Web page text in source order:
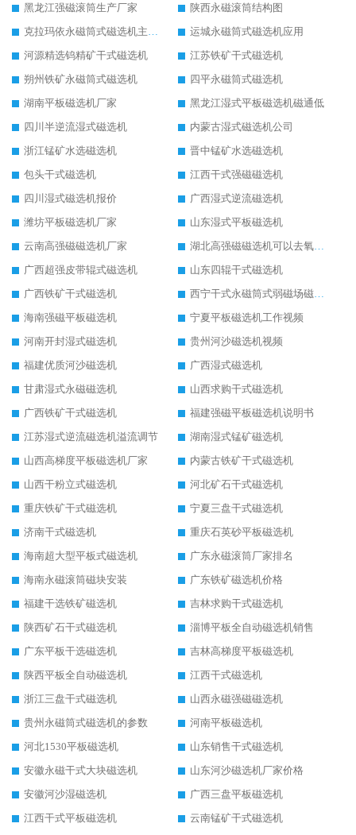
黑龙江强磁滚筒生产厂家
陕西永磁滚筒结构图
克拉玛依永磁筒式磁选机主要技术参数
运城永磁筒式磁选机应用
河源精选钨精矿干式磁选机
江苏铁矿干式磁选机
朔州铁矿永磁筒式磁选机
四平永磁筒式磁选机
湖南平板磁选机厂家
黑龙江湿式平板磁选机磁通低
四川半逆流湿式磁选机
内蒙古湿式磁选机公司
浙江锰矿水选磁选机
晋中锰矿水选磁选机
包头干式磁选机
江西干式强磁磁选机
四川湿式磁选机报价
广西湿式逆流磁选机
潍坊平板磁选机厂家
山东湿式平板磁选机
云南高强磁磁选机厂家
湖北高强磁磁选机可以去氧化铝
广西超强皮带辊式磁选机
山东四辊干式磁选机
广西铁矿干式磁选机
西宁干式永磁筒式弱磁场磁选机结构图
海南强磁平板磁选机
宁夏平板磁选机工作视频
河南开封湿式磁选机
贵州河沙磁选机视频
福建优质河沙磁选机
广西湿式磁选机
甘肃湿式永磁磁选机
山西求购干式磁选机
广西铁矿干式磁选机
福建强磁平板磁选机说明书
江苏湿式逆流磁选机溢流调节
湖南湿式锰矿磁选机
山西高梯度平板磁选机厂家
内蒙古铁矿干式磁选机
山西干粉立式磁选机
河北矿石干式磁选机
重庆铁矿干式磁选机
宁夏三盘干式磁选机
济南干式磁选机
重庆石英砂平板磁选机
海南超大型平板式磁选机
广东永磁滚筒厂家排名
海南永磁滚筒磁块安装
广东铁矿磁选机价格
福建干选铁矿磁选机
吉林求购干式磁选机
陕西矿石干式磁选机
淄博平板全自动磁选机销售
广东平板干选磁选机
吉林高梯度平板磁选机
陕西平板全自动磁选机
江西干式磁选机
浙江三盘干式磁选机
山西永磁强磁磁选机
贵州永磁筒式磁选机的参数
河南平板磁选机
河北1530平板磁选机
山东销售干式磁选机
安徽永磁干式大块磁选机
山东河沙磁选机厂家价格
安徽河沙湿磁选机
广西三盘平板磁选机
江西干式平板磁选机
云南锰矿干式磁选机